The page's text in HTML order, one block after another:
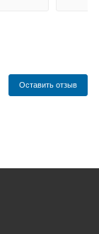
Оставить отзыв